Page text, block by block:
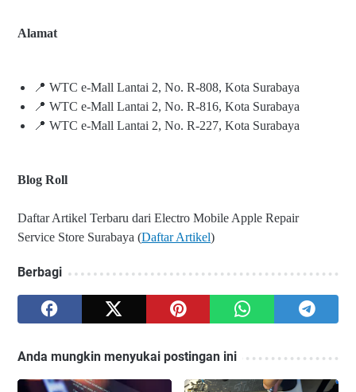
Alamat
📍 WTC e-Mall Lantai 2, No. R-808, Kota Surabaya
📍 WTC e-Mall Lantai 2, No. R-816, Kota Surabaya
📍 WTC e-Mall Lantai 2, No. R-227, Kota Surabaya
Blog Roll
Daftar Artikel Terbaru dari Electro Mobile Apple Repair
Service Store Surabaya (Daftar Artikel)
Berbagi
Anda mungkin menyukai postingan ini